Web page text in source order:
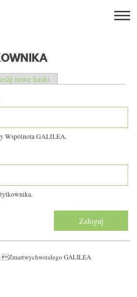
DAJE ŻYCIE Z JEZUSEM?
OTWARTE
KOGO?
nowe hasło
Wspólnota GALILEA.
GALILEA